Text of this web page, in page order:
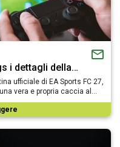
i dettagli della…
ufficiale di EA Sports FC 27,
vera e propria caccia al…